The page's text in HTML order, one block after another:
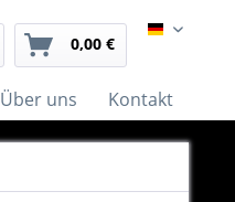
0,00 € German
Über uns Kontakt